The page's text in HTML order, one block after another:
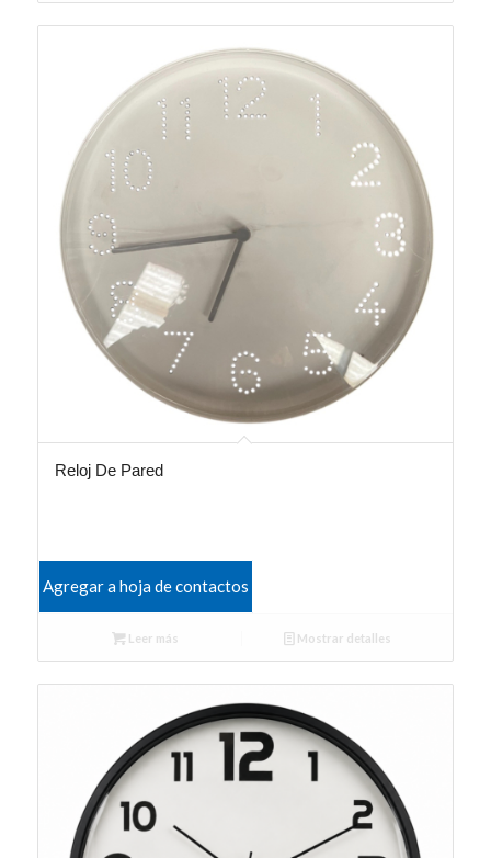
Reloj De Pared
Agregar a hoja de contactos
Leer más Mostrar detalles